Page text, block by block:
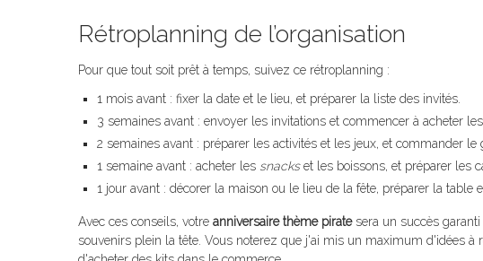
Rétroplanning de l’organisation
Pour que tout soit prêt à temps, suivez ce rétroplanning :
1 mois avant : fixer la date et le lieu, et préparer la liste des invités.
3 semaines avant : envoyer les invitations et commencer à acheter
2 semaines avant : préparer les activités et les jeux, et commander le
1 semaine avant : acheter les snackset les boissons, et préparer les
1 jour avant : décorer la maison ou le lieu de la fête, préparer la table
Avec ces conseils, votre anniversaire thème piratesera un succès garanti
souvenirs plein la tête. Vous noterez que j'ai mis un maximum d'idées